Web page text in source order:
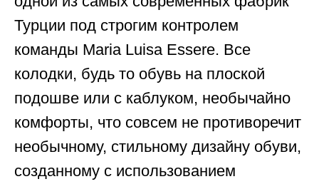
Турции под строгим контролем
команды Maria Luisa Essere. Все
колодки, будь то обувь на плоской
подошве или с каблуком, необычайно
комфорты, что совсем не противоречит
необычному, стильному дизайну обуви,
созданному с использованием